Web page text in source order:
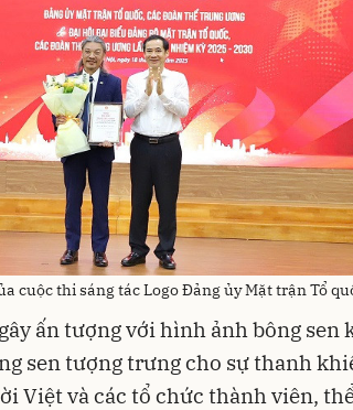
cuộc thi sáng tác Logo Đảng ủy Mặt trận Tổ
ấn tượng với hình ảnh bông sen
sen tượng trưng cho sự thanh
Việt và các tổ chức thành viên,